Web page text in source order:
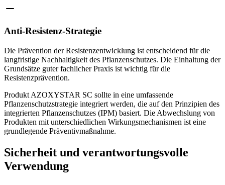
Anti-Resistenz-Strategie
Die Prävention der Resistenzentwicklung ist entscheidend für die
langfristige Nachhaltigkeit des Pflanzenschutzes. Die Einhaltung der
Grundsätze guter fachlicher Praxis ist wichtig für die
Resistenzprävention.
Produkt AZOXYSTAR SC sollte in eine umfassende
Pflanzenschutzstrategie integriert werden, die auf den Prinzipien des
integrierten Pflanzenschutzes (IPM) basiert. Die Abwechslung von
Produkten mit unterschiedlichen Wirkungsmechanismen ist eine
grundlegende Präventivmaßnahme.
Sicherheit und verantwortungsvolle
Verwendung